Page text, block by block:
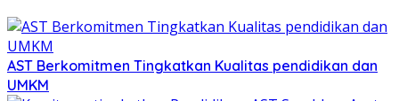
AST Berkomitmen Tingkatkan Kualitas pendidikan dan
UMKM